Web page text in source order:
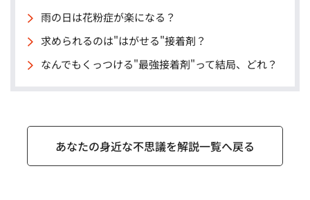
雨の日は花粉症が楽になる？
求められるのは"はがせる"接着剤？
なんでもくっつける"最強接着剤"って結局、どれ？
あなたの身近な不思議を解説一覧へ戻る